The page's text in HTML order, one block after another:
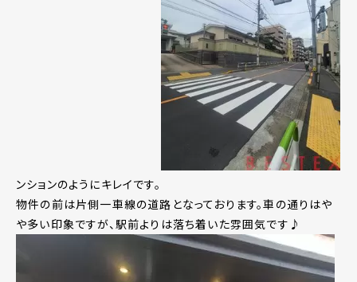
ンションのようにキレイです。
物件の前は片側一車線の道路となっております。車の通りはや
や多い印象ですが、駅前よりは落ち着いた雰囲気です♪